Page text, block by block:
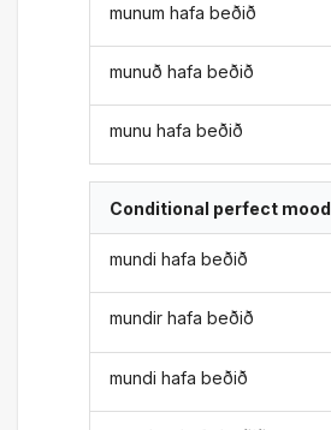
munum hafa beðið
munuð hafa beðið
munu hafa beðið
Conditional perfect mood
mundi hafa beðið
mundir hafa beðið
mundi hafa beðið